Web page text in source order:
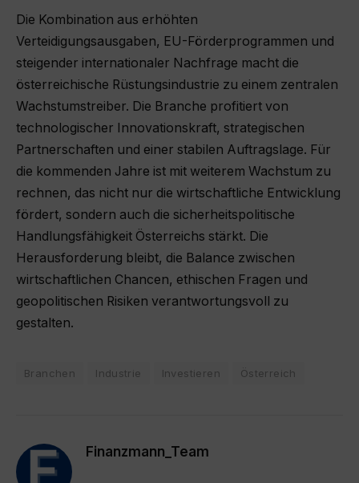
Die Kombination aus erhöhten
Verteidigungsausgaben, EU-Förderprogrammen und
steigender internationaler Nachfrage macht die
österreichische Rüstungsindustrie zu einem zentralen
Wachstumstreiber. Die Branche profitiert von
technologischer Innovationskraft, strategischen
Partnerschaften und einer stabilen Auftragslage. Für
die kommenden Jahre ist mit weiterem Wachstum zu
rechnen, das nicht nur die wirtschaftliche Entwicklung
fördert, sondern auch die sicherheitspolitische
Handlungsfähigkeit Österreichs stärkt. Die
Herausforderung bleibt, die Balance zwischen
wirtschaftlichen Chancen, ethischen Fragen und
geopolitischen Risiken verantwortungsvoll zu
gestalten.
Branchen Industrie Investieren Österreich
Finanzmann_Team